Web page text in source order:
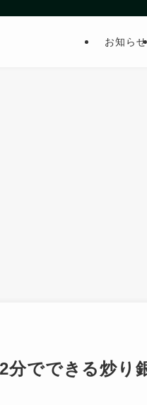
お知らせ
分でできる炒り